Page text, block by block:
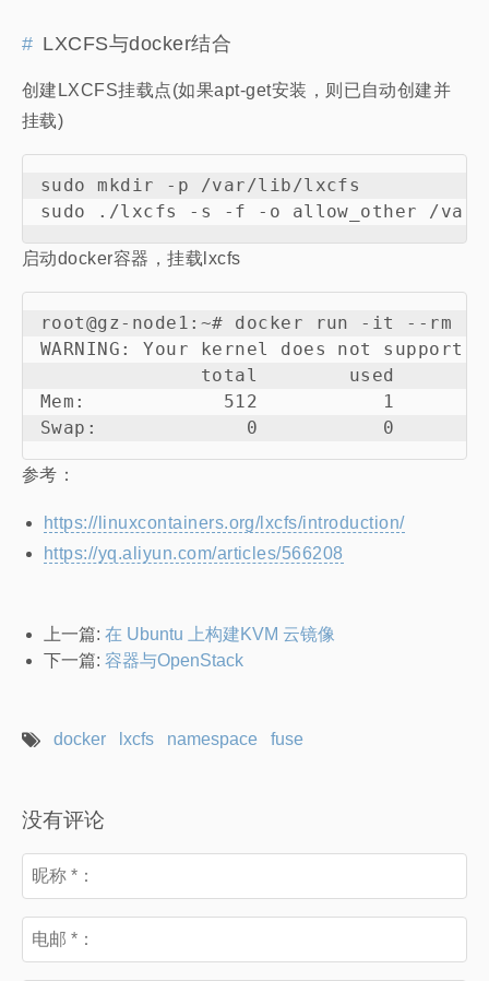
LXCFS与docker结合
创建LXCFS挂载点(如果apt-get安装，则已自动创建并
挂载)
sudo mkdir -p /var/lib/lxcfs
启动docker容器，挂载lxcfs
root@gz-node1:~# docker run -it --
WARNING: Your kernel does not
total        used
Mem:            512           1
参考：
https://linuxcontainers.org/lxcfs/introduction/
https://yq.aliyun.com/articles/566208
上一篇: 在 Ubuntu 上构建KVM 云镜像
下一篇: 容器与OpenStack
docker lxcfs namespace fuse
没有评论